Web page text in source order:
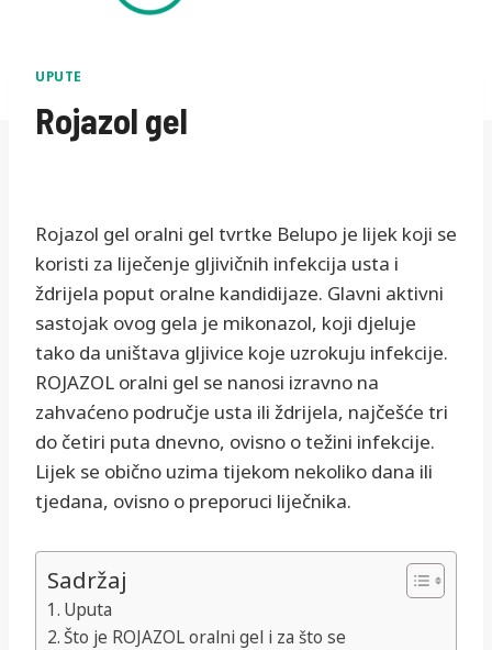
UPUTE
Rojazol gel
Rojazol gel oralni gel tvrtke Belupo je lijek koji se
koristi za liječenje gljivičnih infekcija usta i
ždrijela poput oralne kandidijaze. Glavni aktivni
sastojak ovog gela je mikonazol, koji djeluje
tako da uništava gljivice koje uzrokuju infekcije.
ROJAZOL oralni gel se nanosi izravno na
zahvaćeno područje usta ili ždrijela, najčešće tri
do četiri puta dnevno, ovisno o težini infekcije.
Lijek se obično uzima tijekom nekoliko dana ili
tjedana, ovisno o preporuci liječnika.
Sadržaj
Uputa
Što je ROJAZOL oralni gel i za što se